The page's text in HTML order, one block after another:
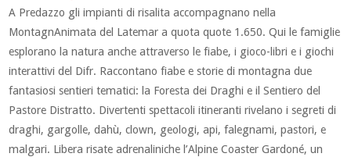
A Predazzo gli impianti di risalita accompagnano nella
MontagnAnimata del Latemar a quota quote 1.650. Qui le famiglie
esplorano la natura anche attraverso le fiabe, i gioco-libri e i giochi
interattivi del Difr. Raccontano fiabe e storie di montagna due
fantasiosi sentieri tematici: la Foresta dei Draghi e il Sentiero del
Pastore Distratto. Divertenti spettacoli itineranti rivelano i segreti di
draghi, gargolle, dahù, clown, geologi, api, falegnami, pastori, e
malgari. Libera risate adrenaliniche l’Alpine Coaster Gardoné, un